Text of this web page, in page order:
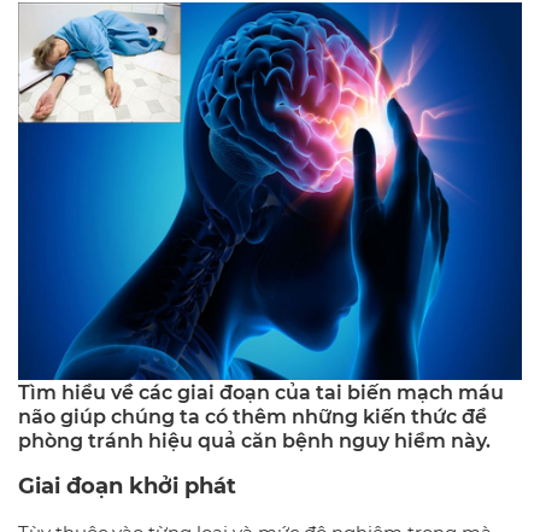
Tìm hiểu về các giai đoạn của tai biến mạch máu
não giúp chúng ta có thêm những kiến thức để
phòng tránh hiệu quả căn bệnh nguy hiểm này.
Giai đoạn khởi phát